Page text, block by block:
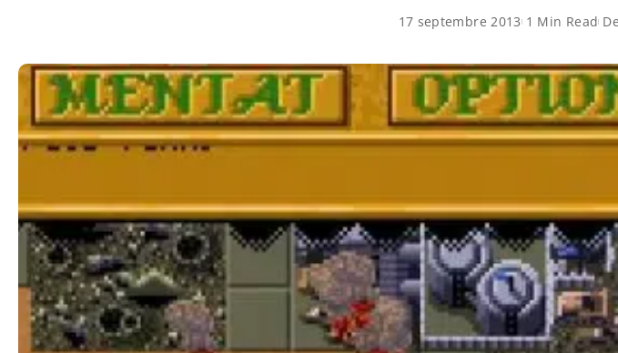
17 septembre 2013 1 Min Read